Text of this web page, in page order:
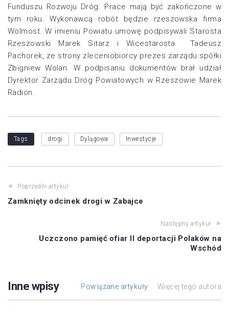
Funduszu Rozwoju Dróg. Prace mają być zakończone w
tym roku. Wykonawcą robót będzie rzeszowska firma
Wolmost. W imieniu Powiatu umowę podpisywali Starosta
Rzeszowski Marek Sitarz i Wicestarosta Tadeusz
Pachorek, ze strony zleceniobiorcy prezes zarządu spółki
Zbigniew Wolan. W podpisaniu dokumentów brał udział
Dyrektor Zarządu Dróg Powiatowych w Rzeszowie Marek
Radion.
Tags drogi Dylągowa Inwestycje
Poprzedni artykuł
Zamknięty odcinek drogi w Zabajce
Następny artykuł
Uczczono pamięć ofiar II deportacji Polaków na
Wschód
Inne wpisy Powiązane artykuły Więcej tego autora